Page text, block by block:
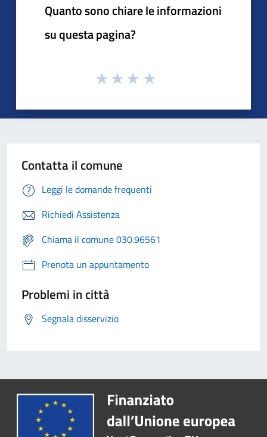
Quanto sono chiare le informazioni
su questa pagina?
Contatta il comune
Leggi le domande frequenti
Richiedi Assistenza
Chiama il comune 030.96561
Prenota un appuntamento
Problemi in città
Segnala disservizio